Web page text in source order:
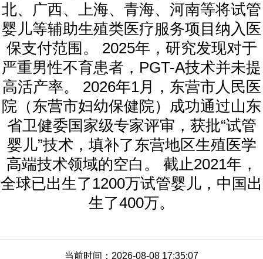
北、广西、上海、青海、河南等将试管
婴儿等辅助生殖类医疗服务项目纳入医
保支付范围。 2025年，研究发现对于
严重男性不育患者，PGT-A技术并未提
高活产率。 2026年1月，东营市人民医
院（东营市妇幼保健院）成功通过山东
省卫健委国家级专家评审，获批“试管
婴儿”技术，填补了东营地区生殖医学
高端技术领域的空白。 截止2021年，
全球已出生了1200万试管婴儿，中国出
生了400万。
当前时间：2026-08-08 17:35:07